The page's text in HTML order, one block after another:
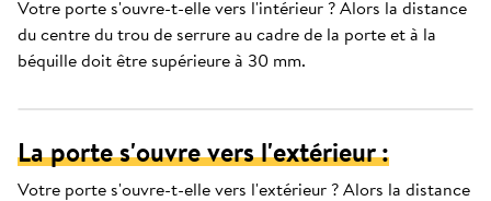
Votre porte s'ouvre-t-elle vers l'intérieur ? Alors la distance
du centre du trou de serrure au cadre de la porte et à la
béquille doit être supérieure à 30 mm.
La porte s'ouvre vers l'extérieur :
Votre porte s'ouvre-t-elle vers l'extérieur ? Alors la distance